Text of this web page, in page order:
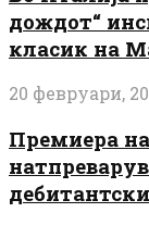
дождот“
класик на
20 февруари,
Премиера на